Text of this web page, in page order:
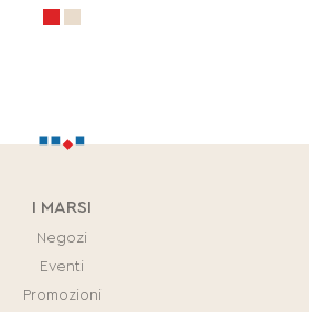
I MARSI
Negozi
Eventi
Promozioni